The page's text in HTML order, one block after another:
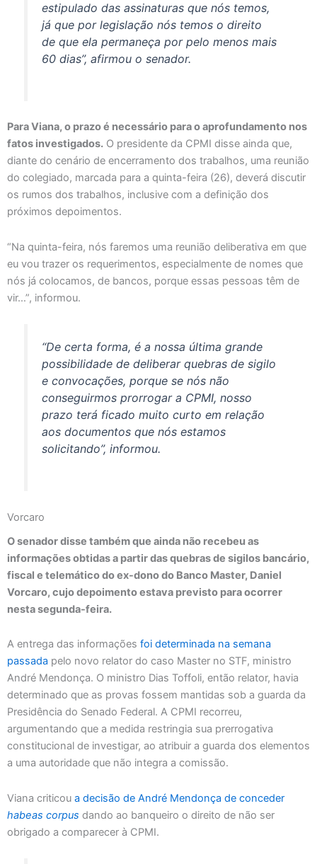
estipulado das assinaturas que nós temos,
já que por legislação nós temos o direito
de que ela permaneça por pelo menos mais
60 dias”, afirmou o senador.
Para Viana, o prazo é necessário para o aprofundamento nos
fatos investigados. O presidente da CPMI disse ainda que,
diante do cenário de encerramento dos trabalhos, uma reunião
do colegiado, marcada para a quinta-feira (26), deverá discutir
os rumos dos trabalhos, inclusive com a definição dos
próximos depoimentos.
“Na quinta-feira, nós faremos uma reunião deliberativa em que
eu vou trazer os requerimentos, especialmente de nomes que
nós já colocamos, de bancos, porque essas pessoas têm de
vir…”, informou.
“De certa forma, é a nossa última grande
possibilidade de deliberar quebras de sigilo
e convocações, porque se nós não
conseguirmos prorrogar a CPMI, nosso
prazo terá ficado muito curto em relação
aos documentos que nós estamos
solicitando”, informou.
Vorcaro
O senador disse também que ainda não recebeu as
informações obtidas a partir das quebras de sigilos bancário,
fiscal e telemático do ex-dono do Banco Master, Daniel
Vorcaro, cujo depoimento estava previsto para ocorrer
nesta segunda-feira.
A entrega das informações foi determinada na semana
passada pelo novo relator do caso Master no STF, ministro
André Mendonça. O ministro Dias Toffoli, então relator, havia
determinado que as provas fossem mantidas sob a guarda da
Presidência do Senado Federal. A CPMI recorreu,
argumentando que a medida restringia sua prerrogativa
constitucional de investigar, ao atribuir a guarda dos elementos
a uma autoridade que não integra a comissão.
Viana criticou a decisão de André Mendonça de conceder
habeas corpus dando ao banqueiro o direito de não ser
obrigado a comparecer à CPMI.